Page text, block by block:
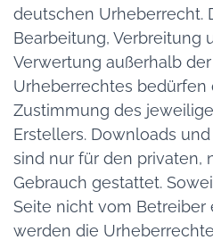
deutschen Urheberrecht.
Bearbeitung, Verbreitung
Verwertung außerhalb
Urheberrechtes bedürfen
Zustimmung des
Erstellers. Downloads
sind nur für den privaten,
Gebrauch gestattet.
Seite nicht vom Betreiber
werden die